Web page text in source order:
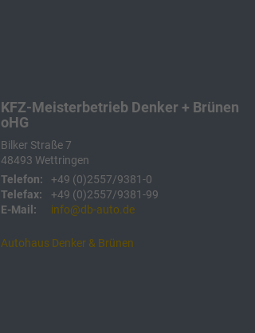
KFZ-Meisterbetrieb Denker + Brünen
oHG
Bilker Straße 7
48493 Wettringen
Telefon:
+49 (0)2557/9381-0
Telefax:
+49 (0)2557/9381-99
E-Mail:
info@db-auto.de
Autohaus Denker & Brünen